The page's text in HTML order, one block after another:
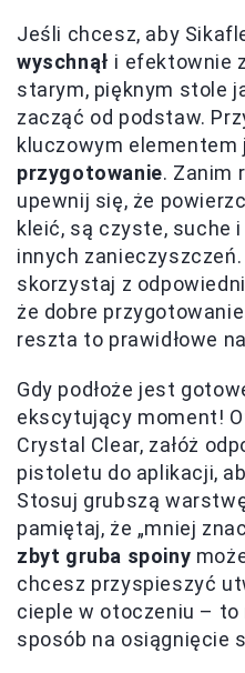
Jeśli chcesz, aby
wyschnął i efektownie
starym, pięknym stole
zacząć od podstaw.
kluczowym elementem
przygotowanie. Zanim
upewnij się, że
kleić, są czyste, suche
innych
skorzystaj z
że dobre
reszta to prawidłowe
Gdy podłoże jest
ekscytujący moment!
Crystal Clear, załóż
pistoletu do aplikacji,
Stosuj grubszą
pamiętaj, że „mniej
zbyt gruba spoiny
chcesz przyspieszyć
cieple w otoczeniu – to
sposób na osiągnięcie